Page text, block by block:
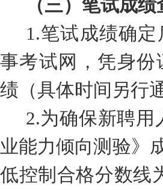
（三）笔试成绩
1.笔试成绩确定
事考试网，凭身
绩（具体时间另行
2.为确保新聘用
业能力倾向测验》
低控制合格分数线